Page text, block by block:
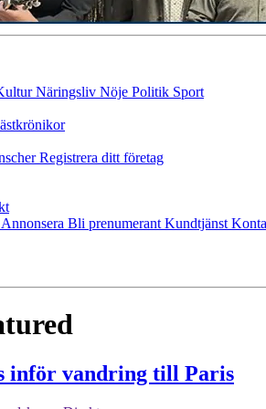
Näringsliv Nöje Politik Sport
Registrera ditt företag
Annonsera Bli prenumerant Kundtjänst
inför vandring till Paris